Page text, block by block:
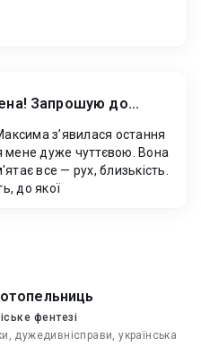
Запрошую до
з’явилася остання
мене дуже чуттєвою. Вона
все — рух, близькість.
до якої
фентезі
дужедивнісправи, українська